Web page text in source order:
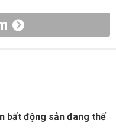
bất động sản đang thế